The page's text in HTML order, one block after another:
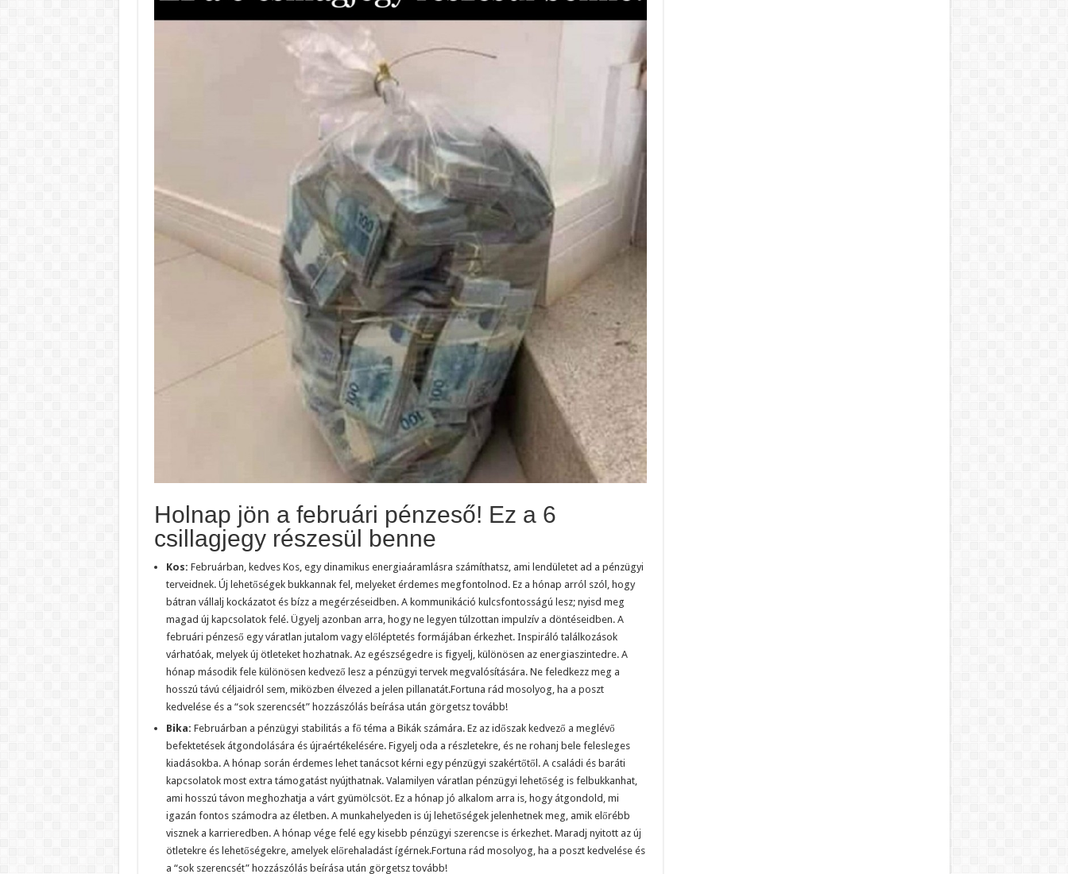
Holnap jön a februári pénzeső! Ez a 6
csillagjegy részesül benne
Kos: Februárban, kedves Kos, egy dinamikus energiaáramlásra számíthatsz, ami lendületet ad a pénzügyi
terveidnek. Új lehetőségek bukkannak fel, melyeket érdemes megfontolnod. Ez a hónap arról szól, hogy
bátran vállalj kockázatot és bízz a megérzéseidben. A kommunikáció kulcsfontosságú lesz; nyisd meg
magad új kapcsolatok felé. Ügyelj azonban arra, hogy ne legyen túlzottan impulzív a döntéseidben. A
februári pénzeső egy váratlan jutalom vagy előléptetés formájában érkezhet. Inspiráló találkozások
várhatóak, melyek új ötleteket hozhatnak. Az egészségedre is figyelj, különösen az energiaszintedre. A
hónap második fele különösen kedvező lesz a pénzügyi tervek megvalósítására. Ne feledkezz meg a
hosszú távú céljaidról sem, miközben élvezed a jelen pillanatát.Fortuna rád mosolyog, ha a poszt
kedvelése és a “sok szerencsét” hozzászólás beírása után görgetsz tovább!
Bika: Februárban a pénzügyi stabilitás a fő téma a Bikák számára. Ez az időszak kedvező a meglévő
befektetések átgondolására és újraértékelésére. Figyelj oda a részletekre, és ne rohanj bele felesleges
kiadásokba. A hónap során érdemes lehet tanácsot kérni egy pénzügyi szakértőtől. A családi és baráti
kapcsolatok most extra támogatást nyújthatnak. Valamilyen váratlan pénzügyi lehetőség is felbukkanhat,
ami hosszú távon meghozhatja a várt gyümölcsöt. Ez a hónap jó alkalom arra is, hogy átgondold, mi
igazán fontos számodra az életben. A munkahelyeden is új lehetőségek jelenhetnek meg, amik előrébb
visznek a karrieredben. A hónap vége felé egy kisebb pénzügyi szerencse is érkezhet. Maradj nyitott az új
ötletekre és lehetőségekre, amelyek előrehaladást ígérnek.Fortuna rád mosolyog, ha a poszt kedvelése és
a “sok szerencsét” hozzászólás beírása után görgetsz tovább!